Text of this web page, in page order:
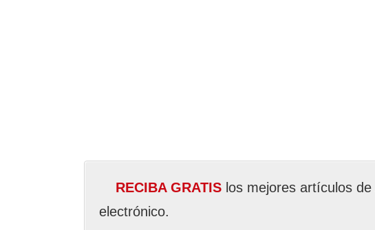
RECIBA GRATIS los mejores artículos de
electrónico.